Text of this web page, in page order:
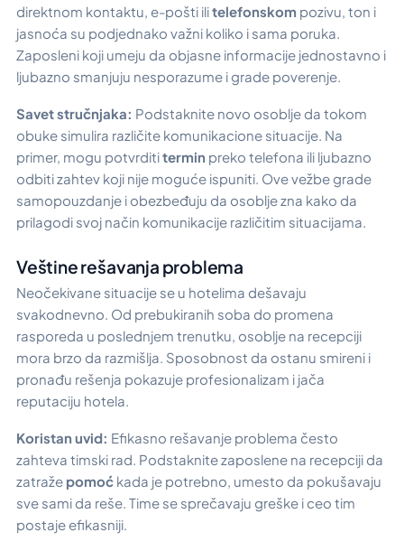
direktnom kontaktu, e-pošti ilitelefonskom pozivu, ton i
jasnoća su podjednako važni koliko i sama poruka.
Zaposleni koji umeju da objasne informacije jednostavno i
ljubazno smanjuju nesporazume i grade poverenje.
Savet stručnjaka: Podstaknite novo osoblje da tokom
obuke simulira različite komunikacione situacije. Na
primer, mogu potvrdititermin preko telefona ili ljubazno
odbiti zahtev koji nije moguće ispuniti. Ove vežbe grade
samopouzdanje i obezbeđuju da osoblje zna kako da
prilagodi svoj način komunikacije različitim situacijama.
Veštine rešavanja problema
Neočekivane situacije se u hotelima dešavaju
svakodnevno. Od prebukiranih soba do promena
rasporeda u poslednjem trenutku, osoblje na recepciji
mora brzo da razmišlja. Sposobnost da ostanu smireni i
pronađu rešenja pokazuje profesionalizam i jača
reputaciju hotela.
Koristan uvid: Efikasno rešavanje problema često
zahteva timski rad. Podstaknite zaposlene na recepciji da
zatraže pomoć kada je potrebno, umesto da pokušavaju
sve sami da reše. Time se sprečavaju greške i ceo tim
postaje efikasniji.